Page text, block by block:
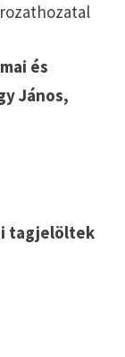
és
János,
tagjelöltek